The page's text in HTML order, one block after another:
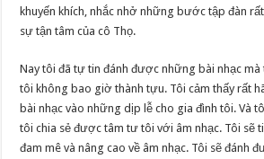
khuyến khích, nhắc nhở những bước tập đàn
sự tận tâm của cô Thọ.
Nay tôi đã tự tin đánh được những bài nhạc
tôi không bao giờ thành tựu. Tôi cảm thấy rất
bài nhạc vào những dịp lễ cho gia đình tôi. Và
tôi chia sẻ được tâm tư tôi với âm nhạc. Tôi sẽ
đam mê và nâng cao về âm nhạc. Tôi sẽ đánh